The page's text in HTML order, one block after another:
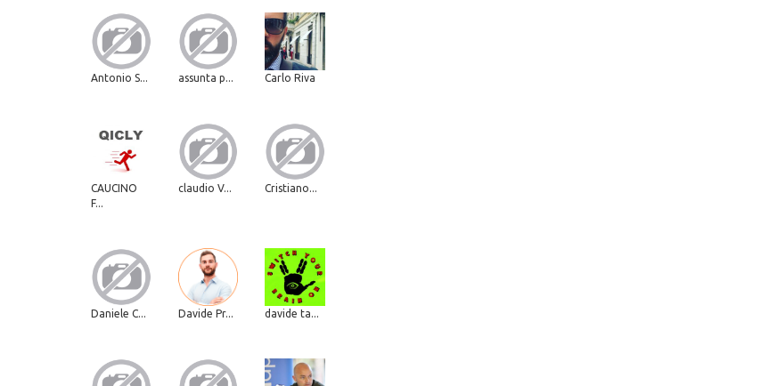
Antonio S... assunta p... Carlo Riva
CAUCINO
F...
claudio V... Cristiano...
Daniele C... Davide Pr... davide ta...